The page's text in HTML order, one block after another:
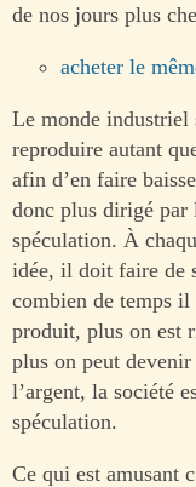
de nos jours plus
acheter le
Le monde industriel
reproduire autant
afin d’en faire
donc plus dirigé par
spéculation. À
idée, il doit faire de
combien de temps il
produit, plus on est
plus on peut
l’argent, la société
spéculation.
Ce qui est amusant